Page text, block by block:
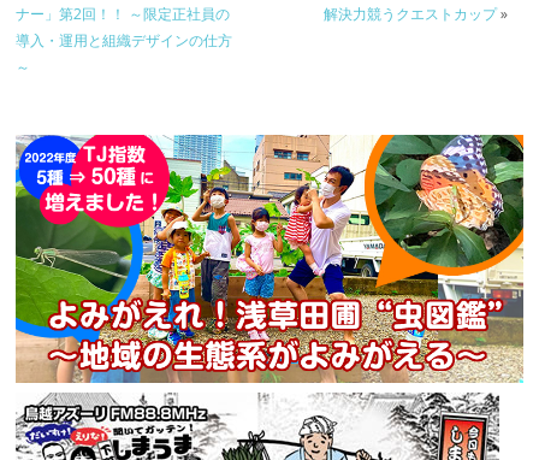
ナー」第2回！！ ～限定正社員の
導入・運用と組織デザインの仕方
～
解決力競うクエストカップ»